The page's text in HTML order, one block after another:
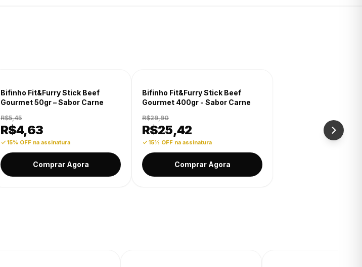
-15% OFF
Bifinho Fit&Furry Stick Beef
Gourmet 50gr – Sabor Carne
R$5,45
R$4,63
15% OFF na assinatura
Comprar Agora
-15% OFF
Bifinho Fit&Furry Stick Beef
Gourmet 400gr - Sabor Carne
R$29,90
R$25,42
15% OFF na assinatura
Comprar Agora